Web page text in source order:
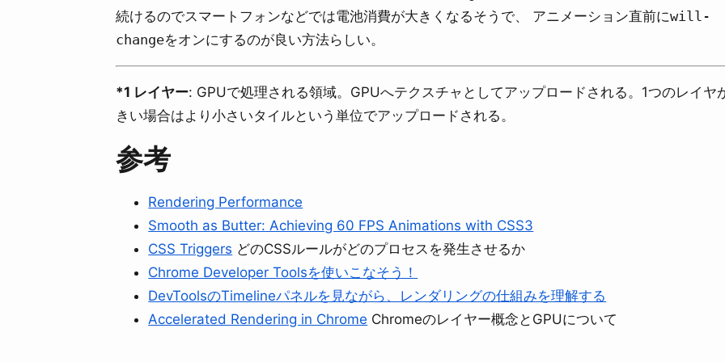
続けるのでスマートフォンなどでは電池消費が大きくなるそうで、 アニメーション直前にwill-
changeをオンにするのが良い方法らしい。
*1 レイヤー: GPUで処理される領域。GPUへテクスチャとしてアップロードされる。1つのレイヤ
きい場合はより小さいタイルという単位でアップロードされる。
参考
Rendering Performance
Smooth as Butter: Achieving 60 FPS Animations with CSS3
CSS Triggers どのCSSルールがどのプロセスを発生させるか
Chrome Developer Toolsを使いこなそう！
DevToolsのTimelineパネルを見ながら、レンダリングの仕組みを理解する
Accelerated Rendering in Chrome Chromeのレイヤー概念とGPUについて